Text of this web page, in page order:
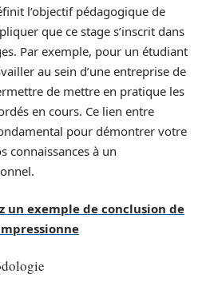
l’objectif pédagogique de
que ce stage s’inscrit dans
Par exemple, pour un étudiant
au sein d’une entreprise de
de mettre en pratique les
en cours. Ce lien entre
pour démontrer votre
connaissances à un
un exemple de conclusion de